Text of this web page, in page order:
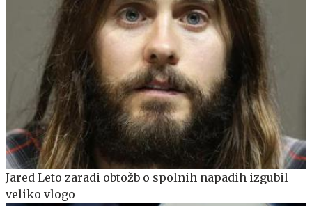
Jared Leto zaradi obtožb o spolnih napadih izgubil
veliko vlogo